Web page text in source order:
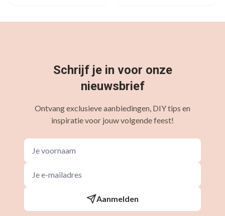
Schrijf je in voor onze
nieuwsbrief
Ontvang exclusieve aanbiedingen, DIY tips en
inspiratie voor jouw volgende feest!
Aanmelden